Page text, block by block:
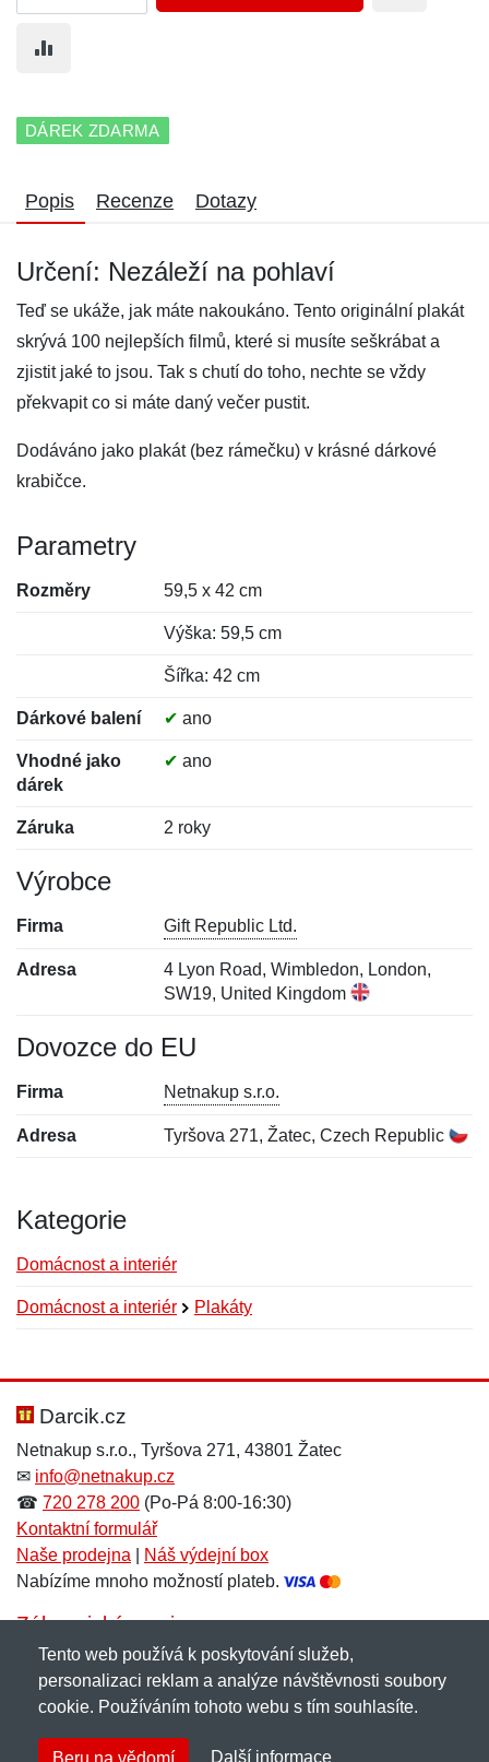
DÁREK ZDARMA
Popis Recenze Dotazy
Určení: Nezáleží na pohlaví
Teď se ukáže, jak máte nakoukáno. Tento originální plakát
skrývá 100 nejlepších filmů, které si musíte seškrábat a
zjistit jaké to jsou. Tak s chutí do toho, nechte se vždy
překvapit co si máte daný večer pustit.
Dodáváno jako plakát (bez rámečku) v krásné dárkové
krabičce.
Parametry
Rozměry 59,5 x 42 cm
Výška: 59,5 cm
Šířka: 42 cm
Dárkové balení ✔ ano
Vhodné jako
dárek
✔ ano
Záruka 2 roky
Výrobce
Firma Gift Republic Ltd.
Adresa
4 Lyon Road, Wimbledon, London,
SW19, United Kingdom
Dovozce do EU
Firma Netnakup s.r.o.
Adresa Tyršova 271, Žatec, Czech Republic
Kategorie
Domácnost a interiér
Domácnost a interiér Plakáty
Hodnocení:
Jméno: *
Zpráva*
Jméno:
E-mail:*
Darcik.cz
Netnakup s.r.o., Tyršova 271, 43801 Žatec
✉ info@netnakup.cz
☎ 720 278 200 (Po-Pá 8:00-16:30)
Kontaktní formulář
Naše prodejna
Náš výdejní box
Nabízíme mnoho možností plateb.
Zákaznický servis
Novinky emailem
Copyright © 2007-2026 (19 let s vámi)Netnakup.cz
Tento web používá k poskytování služeb,
personalizaci reklam a analýze návštěvnosti soubory
cookie. Používáním tohoto webu s tím souhlasíte.
Beru na vědomí Další informace